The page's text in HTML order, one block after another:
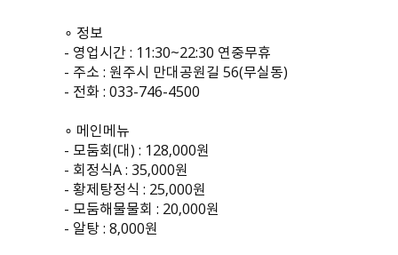
∘ 정보
- 영업시간 : 11:30~22:30 연중무휴
- 주소 : 원주시 만대공원길 56(무실동)
- 전화 : 033-746-4500
∘ 메인메뉴
- 모둠회(대) : 128,000원
- 회정식A : 35,000원
- 황제탕정식 : 25,000원
- 모둠해물물회 : 20,000원
- 알탕 : 8,000원